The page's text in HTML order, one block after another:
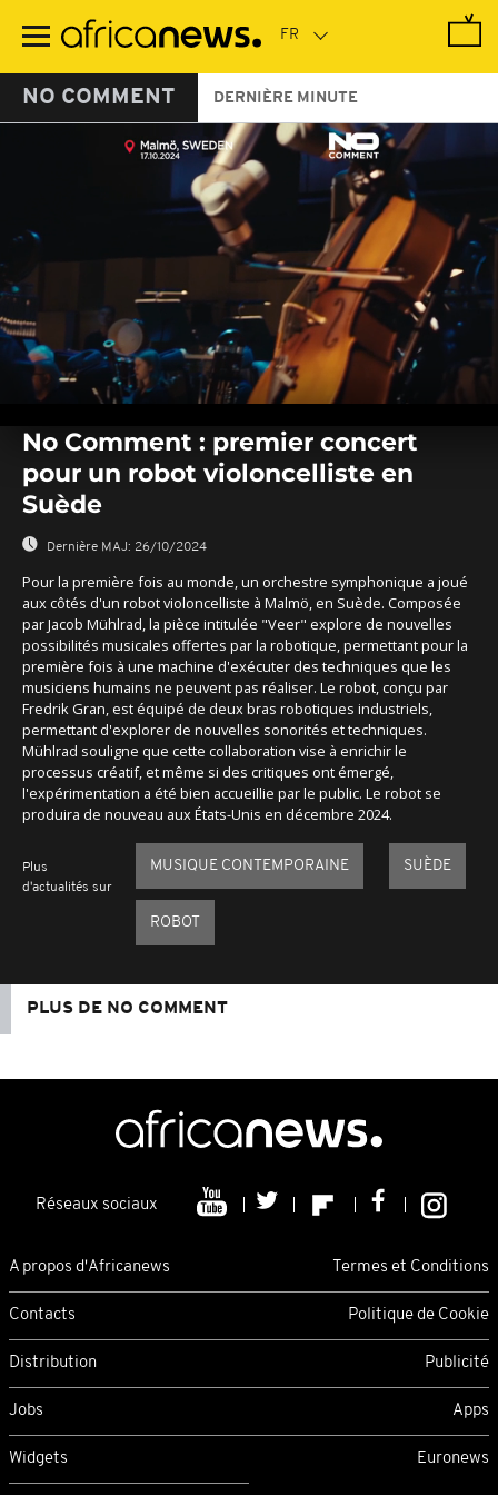
contenu
NO COMMENT DERNIÈRE MINUTE
seconds
seconds
No Comment : premier concert
pour un robot violoncelliste en
Suède
Dernière MAJ: 26/10/2024
Pour la première fois au monde, un orchestre symphonique a joué
aux côtés d'un robot violoncelliste à Malmö, en Suède. Composée
par Jacob Mühlrad, la pièce intitulée "Veer" explore de nouvelles
possibilités musicales offertes par la robotique, permettant pour la
première fois à une machine d'exécuter des techniques que les
musiciens humains ne peuvent pas réaliser. Le robot, conçu par
Fredrik Gran, est équipé de deux bras robotiques industriels,
permettant d'explorer de nouvelles sonorités et techniques.
Mühlrad souligne que cette collaboration vise à enrichir le
processus créatif, et même si des critiques ont émergé,
l'expérimentation a été bien accueillie par le public. Le robot se
produira de nouveau aux États-Unis en décembre 2024.
Plus
d'actualités sur
MUSIQUE CONTEMPORAINE SUÈDE
ROBOT
PLUS DE NO COMMENT
Réseaux sociaux
A propos d'Africanews Termes et Conditions
Contacts Politique de Cookie
Distribution Publicité
Jobs Apps
Widgets Euronews